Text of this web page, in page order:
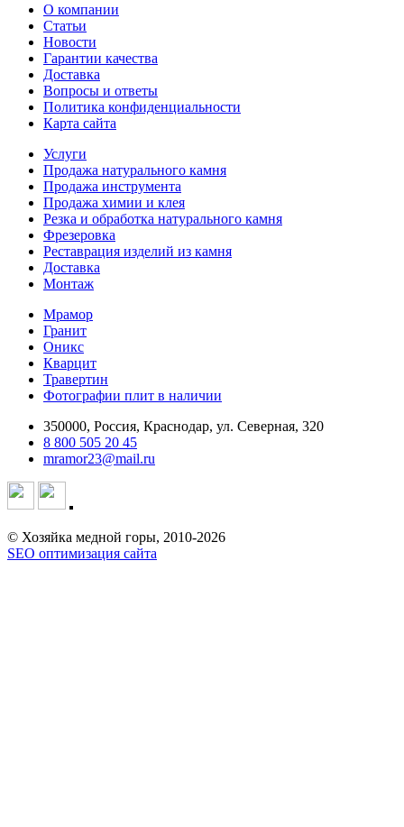
О компании
Статьи
Новости
Гарантии качества
Доставка
Вопросы и ответы
Политика конфиденциальности
Карта сайта
Услуги
Продажа натурального камня
Продажа инструмента
Продажа химии и клея
Резка и обработка натурального камня
Фрезеровка
Реставрация изделий из камня
Доставка
Монтаж
Мрамор
Гранит
Оникс
Кварцит
Травертин
Фотографии плит в наличии
350000, Россия, Краснодар, ул. Северная, 320
8 800 505 20 45
mramor23@mail.ru
© Хозяйка медной горы, 2010-2026
SEO оптимизация сайта